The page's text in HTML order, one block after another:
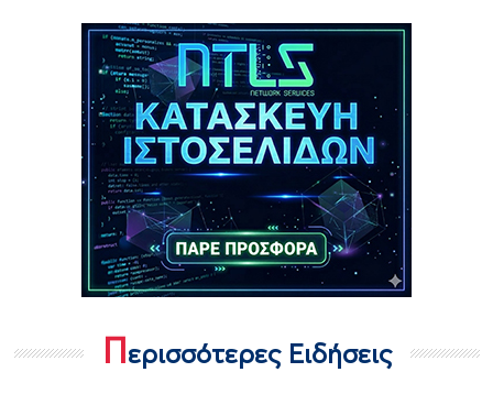
Περισσότερες Ειδήσεις